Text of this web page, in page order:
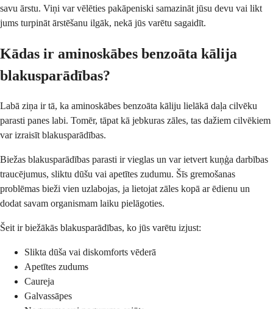
savu ārstu. Viņi var vēlēties pakāpeniski samazināt jūsu devu vai likt
jums turpināt ārstēšanu ilgāk, nekā jūs varētu sagaidīt.
Kādas ir aminoskābes benzoāta kālija
blakusparādības?
Labā ziņa ir tā, ka aminoskābes benzoāta kāliju lielākā daļa cilvēku
parasti panes labi. Tomēr, tāpat kā jebkuras zāles, tas dažiem cilvēkiem
var izraisīt blakusparādības.
Biežas blakusparādības parasti ir vieglas un var ietvert kuņģa darbības
traucējumus, sliktu dūšu vai apetītes zudumu. Šīs gremošanas
problēmas bieži vien uzlabojas, ja lietojat zāles kopā ar ēdienu un
dodat savam organismam laiku pielāgoties.
Šeit ir biežākās blakusparādības, ko jūs varētu izjust:
Slikta dūša vai diskomforts vēderā
Apetītes zudums
Caureja
Galvassāpes